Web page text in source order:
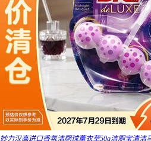
妙力汉高进口香氛洁厕球薰衣草50g洁厕宝清洁